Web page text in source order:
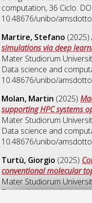
computation, 36 Ciclo.
10.48676/unibo/
Martire, Stefano (2025)
simulations via deep
Mater Studiorum
Data science and
10.48676/unibo/
Molan, Martin (2025)
supporting HPC systems
Mater Studiorum
Data science and
10.48676/unibo/
Turtù, Giorgio (2025)
conventional molecular
Mater Studiorum
Data science and